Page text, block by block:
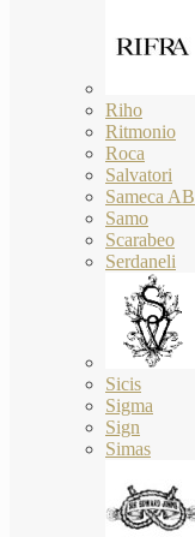
Riho
Ritmonio
Roca
Salvatori
Sameca AB
Samo
Scarabeo
Serdaneli
Sicis
Sigma
Sign
Simas